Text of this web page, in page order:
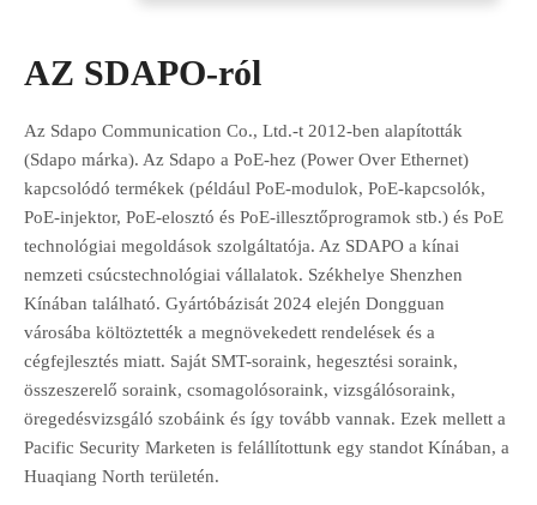
AZ SDAPO-ról
Az Sdapo Communication Co., Ltd.-t 2012-ben alapították
(Sdapo márka). Az Sdapo a PoE-hez (Power Over Ethernet)
kapcsolódó termékek (például PoE-modulok, PoE-kapcsolók,
PoE-injektor, PoE-elosztó és PoE-illesztőprogramok stb.) és PoE
technológiai megoldások szolgáltatója. Az SDAPO a kínai
nemzeti csúcstechnológiai vállalatok. Székhelye Shenzhen
Kínában található. Gyártóbázisát 2024 elején Dongguan
városába költöztették a megnövekedett rendelések és a
cégfejlesztés miatt. Saját SMT-soraink, hegesztési soraink,
összeszerelő soraink, csomagolósoraink, vizsgálósoraink,
öregedésvizsgáló szobáink és így tovább vannak. Ezek mellett a
Pacific Security Marketen is felállítottunk egy standot Kínában, a
Huaqiang North területén.